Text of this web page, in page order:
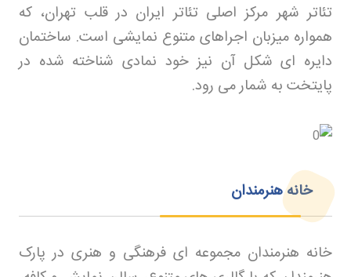
تئاتر شهر مرکز اصلی تئاتر ایران در قلب تهران، که
همواره میزبان اجراهای متنوع نمایشی است. ساختمان
دایره ای شکل آن نیز خود نمادی شناخته شده در
پایتخت به شمار می رود.
خانه هنرمندان
خانه هنرمندان مجموعه ای فرهنگی و هنری در پارک